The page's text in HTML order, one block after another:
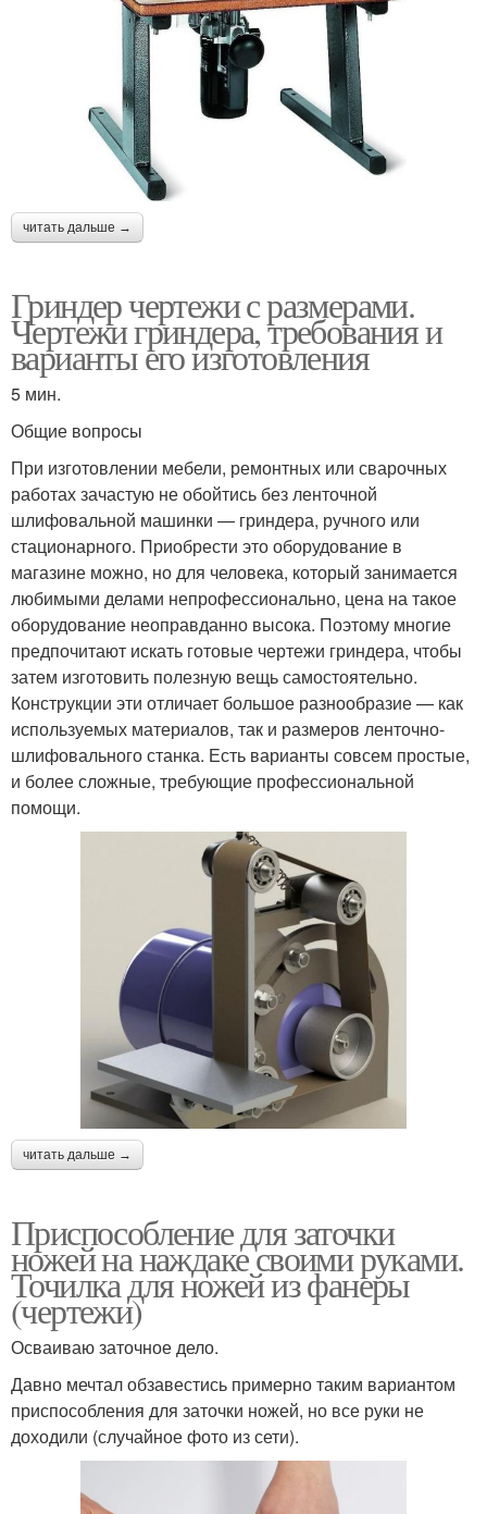
читать дальше →
Гриндер чертежи с размерами.
Чертежи гриндера, требования и
варианты его изготовления
5 мин.
Общие вопросы
При изготовлении мебели, ремонтных или сварочных
работах зачастую не обойтись без ленточной
шлифовальной машинки — гриндера, ручного или
стационарного. Приобрести это оборудование в
магазине можно, но для человека, который занимается
любимыми делами непрофессионально, цена на такое
оборудование неоправданно высока. Поэтому многие
предпочитают искать готовые чертежи гриндера, чтобы
затем изготовить полезную вещь самостоятельно.
Конструкции эти отличает большое разнообразие — как
используемых материалов, так и размеров ленточно-
шлифовального станка. Есть варианты совсем простые,
и более сложные, требующие профессиональной
помощи.
читать дальше →
Приспособление для заточки
ножей на наждаке своими руками.
Точилка для ножей из фанеры
(чертежи)
Осваиваю заточное дело.
Давно мечтал обзавестись примерно таким вариантом
приспособления для заточки ножей, но все руки не
доходили (случайное фото из сети).